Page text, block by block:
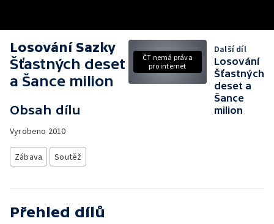
Losování Sazky
Šťastných deset
a Šance milion
Obsah dílu
Vyrobeno 2010
Zábava Soutěž
ČT nemá práva
pro internet
Další díl
Losování
Šťastných
deset a
Šance
milion
Přehled dílů